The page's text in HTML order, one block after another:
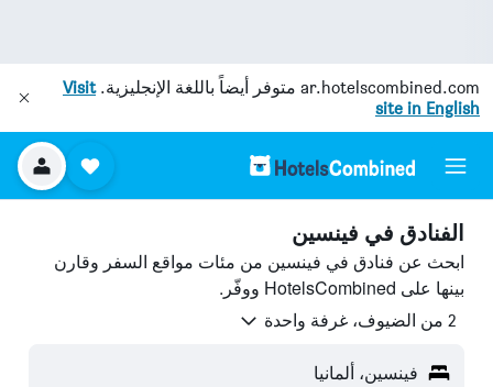
ar.hotelscombined.com متوفر أيضاً باللغة الإنجليزية.Visit
site in English
الفنادق في فينسين
ابحث عن فنادق في فينسين من مئات مواقع السفر وقارن
بينها على HotelsCombined ووفّر.
2 من الضيوف، غرفة واحدة
فينسين، ألمانيا